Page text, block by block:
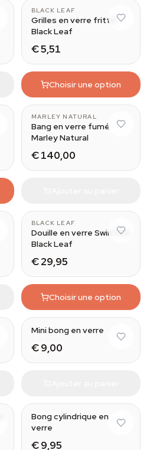
BLACK LEAF
Grilles en verre fritté
Black Leaf
€ 5,51
Choisir une option
MARLEY NATURAL
Bang en verre fumé
Marley Natural
€ 140,00
BLACK LEAF
Douille en verre Swirl 14.5
Black Leaf
€ 29,95
Choisir une option
Mini bong en verre
€ 9,00
Bong cylindrique en
verre
€ 9,95